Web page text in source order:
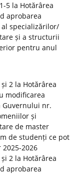
5 la Hotărârea
aprobarea
specializărilor/
și a structurii
pentru anul
2 la Hotărârea
modificarea
Guvernului nr.
și
de master
de studenți ce pot
2026
2 la Hotărârea
aprobarea